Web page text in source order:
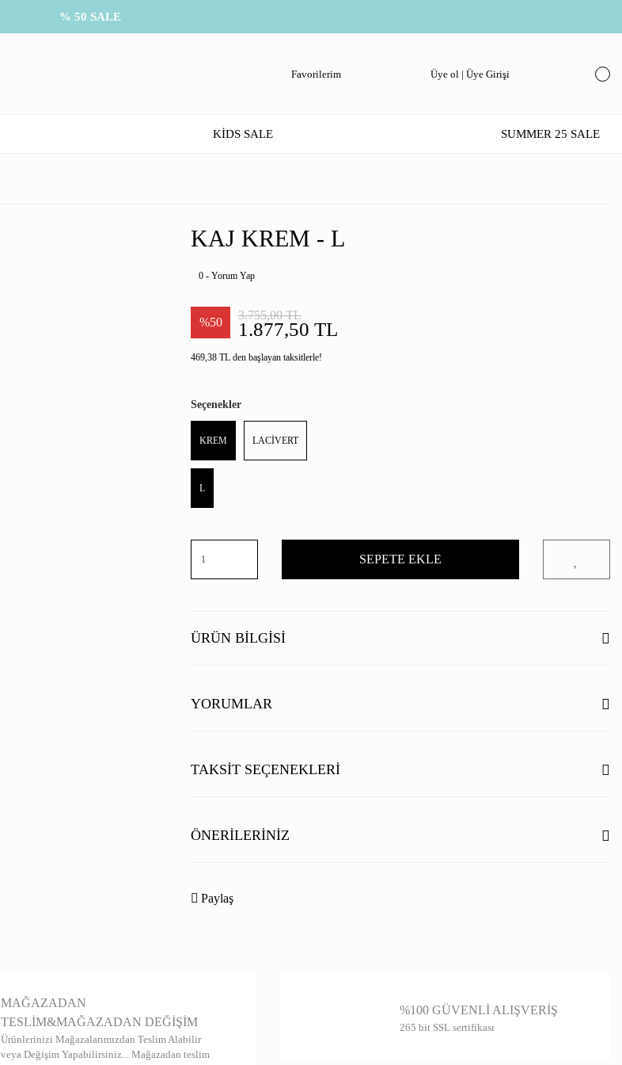
% 50 SALE
Favorilerim Üye ol | Üye Girişi
KİDS SALE SUMMER 25 SALE
KAJ KREM - L
0 - Yorum Yap
%50 1.877,50 TL
3.755,00 TL
469,38 TL den başlayan taksitlerle!
Seçenekler
KREM LACİVERT
L
SEPETE EKLE
ÜRÜN BILGISI
YORUMLAR
Bu ürüne ilk yorumu siz yapın!
TAKSIT SEÇENEKLERI
ÖNERILERINIZ
noktaları öneri formunu kullanarak tarafımıza iletebilirsiniz.
Paylaş
MAĞAZADAN
TESLİM&MAĞAZADAN DEĞİŞİM
Ürünlerinizi Mağazalarımızdan Teslim Alabilir
veya Değişim Yapabilirsiniz... Mağazadan teslim
%100 GÜVENLİ ALIŞVERİŞ
265 bit SSL sertifikası